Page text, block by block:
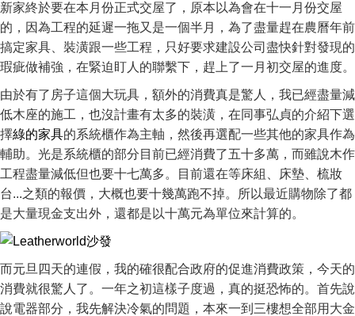
新家終於要在本月份正式交屋了，原本以為會在十一月份交屋
的，因為工程的延遲一拖又是一個半月，為了盡量趕在農曆年前
搞定家具、裝潢跟一些工程，只好要求建設公司盡快針對發現的
瑕疵做補強，在緊迫盯人的聯繫下，趕上了一月初交屋的進度。
由於有了房子這個大玩具，額外的消費真是驚人，我已經盡量減
低木座的施工，也沒計畫有太多的裝潢，在同事弘貞的介紹下選
擇綠的家具的系統櫃作為主軸，然後再選配一些其他的家具作為
輔助。光是系統櫃的部分目前已經消費了五十多萬，而雖說木作
工程盡量減低但也要十七萬多。目前還在等床組、床墊、梳妝
台...之類的報價，大概也要十幾萬跑不掉。所以最近購物除了都
是大量現金支出外，還都是以十萬元為單位來計算的。
而元旦四天的連假，我的確很配合政府的促進消費政策，今天的
消費就很驚人了。一年之初這樣子度過，真的挺恐怖的。首先說
說電器部分，我先解決冷氣的問題，本來一到三樓想全部用大金